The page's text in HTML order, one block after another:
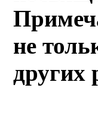
не
других